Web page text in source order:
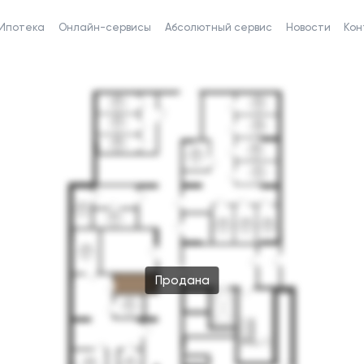
Онлайн-сервисы Абсолютный сервис Новости
Продана